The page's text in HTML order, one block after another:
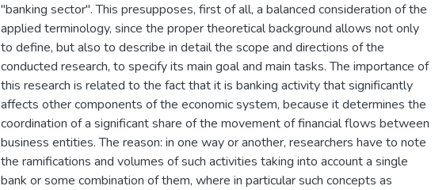
"banking sector". This presupposes, first of all, a balanced consideration of the
applied terminology, since the proper theoretical background allows not only
to define, but also to describe in detail the scope and directions of the
conducted research, to specify its main goal and main tasks. The importance of
this research is related to the fact that it is banking activity that significantly
affects other components of the economic system, because it determines the
coordination of a significant share of the movement of financial flows between
business entities. The reason: in one way or another, researchers have to note
the ramifications and volumes of such activities taking into account a single
bank or some combination of them, where in particular such concepts as